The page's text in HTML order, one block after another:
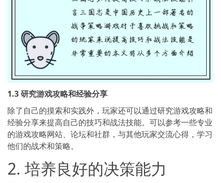
1.3 研究游戏攻略和经验分享
除了自己的摸索和实践外，玩家还可以通过研究游戏攻略和
经验分享来提高自己的技巧和战法技能。可以参考一些专业
的游戏攻略网站、论坛和社群，与其他玩家交流心得，学习
他们的战术和策略。
2. 培养良好的决策能力